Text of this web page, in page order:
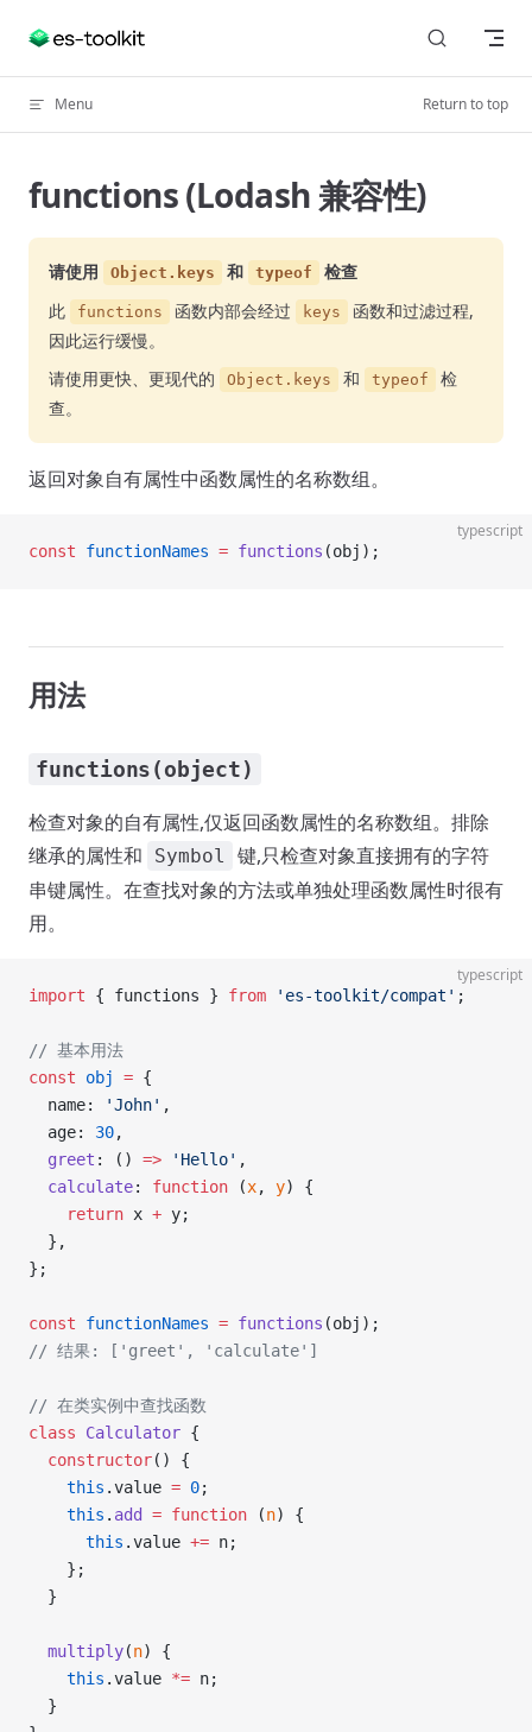
Skip to content
Menu Return to top
functions (Lodash 兼容性)
请使用 Object.keys 和 typeof
检查
此
functions 函数内部会经过 keys
函数和过滤过程,
因此运行缓慢。
请使用更快、更现代的
Object.keys 和 typeof
检
查。
返回对象自有属性中函数属性的名称数组。
typescript
const functionNames = functions (obj);
用法
functions(object)
检查对象的自有属性,仅返回函数属性的名称数组。排除
继承的属性和
Symbol
键,只检查对象直接拥有的字符
串键属性。在查找对象的方法或单独处理函数属性时很有
用。
typescript
import { functions } from 'es-toolkit/compat' ;
// 基本用法
const obj = {
  name:
'John' ,
  age:
30,
  greet
: () => 'Hello' ,
  calculate
: function (x, y) {
    return
x + y;
  },
};
const functionNames = functions (obj);
// 结果: ['greet', 'calculate']
// 在类实例中查找函数
class Calculator {
  constructor
() {
    this
.value = 0;
    this
. add = function (n) {
      this
.value += n;
    };
  }
  multiply
(n) {
    this
.value *= n;
  }